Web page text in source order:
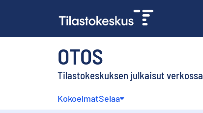
OTOS
Tilastokeskuksen julkaisut verkossa
KokoelmatSelaa